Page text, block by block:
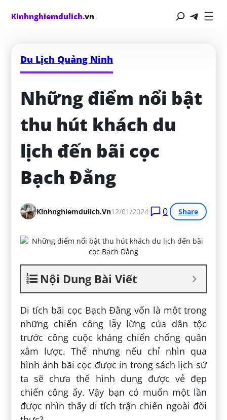
Kinhnghiemdulich.vn
Du Lịch Quảng Ninh
Những điểm nổi bật
thu hút khách du
lịch đến bãi cọc
Bạch Đằng
Kinhnghiemdulich.vn12/01/2024 0 Share
Nội Dung Bài Viết
Di tích bãi cọc Bạch Đằng vốn là một trong
những chiến công lẫy lừng của dân tộc
trước công cuộc kháng chiến chống quân
xâm lược. Thế nhưng nếu chỉ nhìn qua
hình ảnh bãi cọc được in trong sách lịch sử
ta sẽ chưa thể hình dung được vẻ đẹp
chiến công ấy. Vậy bạn có muốn một lần
được nhìn thấy di tích trận chiến ngoài đời